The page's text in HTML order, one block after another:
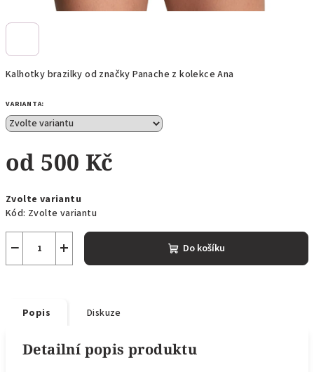
Kalhotky brazilky od značky Panache z kolekce Ana
VARIANTA:
od 500 Kč
cena:
Zvolte variantu
Kód: Zvolte variantu
+
− Do košíku
Popis Diskuze
Detailní popis produktu